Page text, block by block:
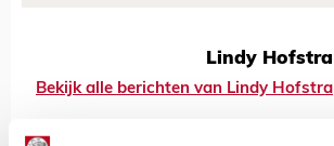
Lindy Hofstra
Bekijk alle berichten van Lindy Hofstra